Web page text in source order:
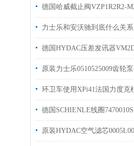
力士乐和安沃驰到底什么关系